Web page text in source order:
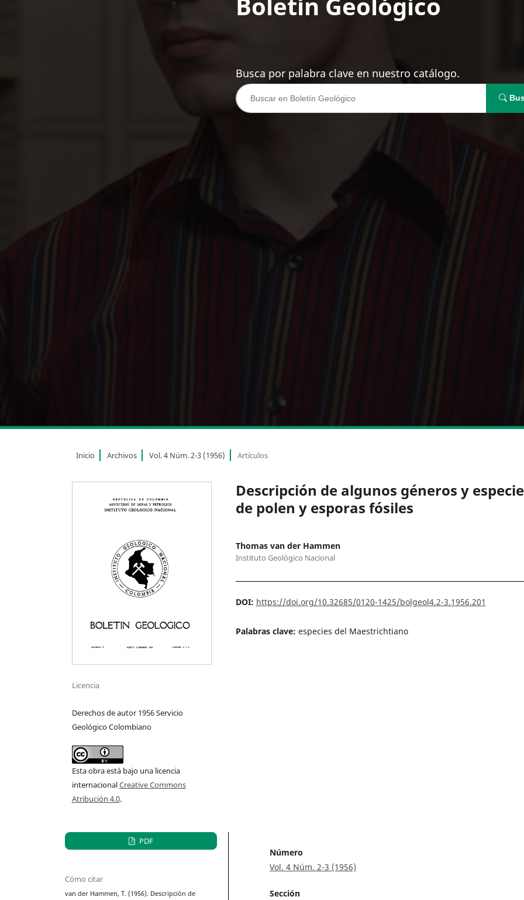
Busca por palabra clave en nuestro catálogo.
Inicio Archivos Vol. 4 Núm. 2-3 (1956) Artículos
Descripción de algunos géneros y
de polen y esporas fósiles
Thomas van der Hammen
Instituto Geológico Nacional
DOI: https://doi.org/10.32685/0120-1425/bolgeol4.2-3.1956.201
Palabras clave: especies del Maestrichtiano
Licencia
Derechos de autor 1956 Servicio
Geológico Colombiano
Esta obra está bajo una licencia
internacionalCreative Commons
Atribución 4.0.
PDF
Cómo citar
van der Hammen, T. (1956). Descripción de
Número
Vol. 4 Núm. 2-3 (1956)
Sección